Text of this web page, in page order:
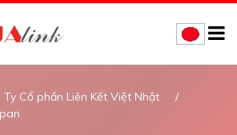
Ty Cổ phần Liên Kết Việt Nhật